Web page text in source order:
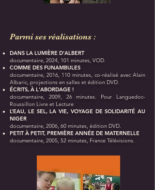
Parmi ses réalisations :
DANS LA LUMIÈRE D'ALBERT
documentaire, 2024, 101 minutes, VOD.
COMME DES FUNAMBULES
documentaire, 2016, 110 minutes, co-réalisé avec Alain
Albaric, projections en salles et édition DVD.
ÉCRITS, À L'ABORDAGE !
documentaire, 2009, 26 minutes. Pour Languedoc-
Roussillon Livre et Lecture
L’EAU, LE SEL, LA VIE, VOYAGE DE SOLIDARITÉ AU
NIGER
documentaire, 2006, 60 minutes, édition DVD.
PETIT À PETIT, PREMIÈRE ANNÉE DE MATERNELLE
documentaire, 2005, 52 minutes, France Télévisions.